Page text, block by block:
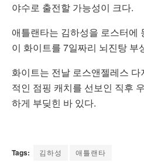
야수로 출전할 가능성이 크다.
애틀랜타는 김하성을 로스터에
이 화이트를 7일짜리 뇌진탕 부
화이트는 전날 로스앤젤레스
적인 점핑 캐치를 선보인 직후
하게 부딪힌 바 있다.
Tags: 김하성 애틀랜타